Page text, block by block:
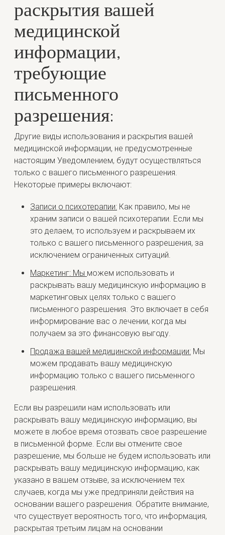
раскрытия вашей
медицинской
информации,
требующие
письменного
разрешения:
Другие виды использования и раскрытия вашей
медицинской информации, не предусмотренные
настоящим Уведомлением, будут осуществляться
только с вашего письменного разрешения.
Некоторые примеры включают:
Записи о психотерапии: Как правило, мы не
храним записи о вашей психотерапии. Если мы
это делаем, то используем и раскрываем их
только с вашего письменного разрешения, за
исключением ограниченных ситуаций.
Маркетинг: Мы можем использовать и
раскрывать вашу медицинскую информацию в
маркетинговых целях только с вашего
письменного разрешения. Это включает в себя
информирование вас о лечении, когда мы
получаем за это финансовую выгоду.
Продажа вашей медицинской информации: Мы
можем продавать вашу медицинскую
информацию только с вашего письменного
разрешения.
Если вы разрешили нам использовать или
раскрывать вашу медицинскую информацию, вы
можете в любое время отозвать свое разрешение
в письменной форме. Если вы отмените свое
разрешение, мы больше не будем использовать или
раскрывать вашу медицинскую информацию, как
указано в вашем отзыве, за исключением тех
случаев, когда мы уже предприняли действия на
основании вашего разрешения. Обратите внимание,
что существует вероятность того, что информация,
раскрытая третьим лицам на основании